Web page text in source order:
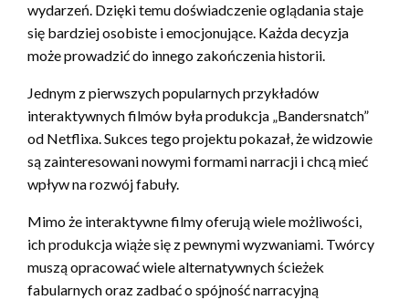
wydarzeń. Dzięki temu doświadczenie oglądania staje
się bardziej osobiste i emocjonujące. Każda decyzja
może prowadzić do innego zakończenia historii.
Jednym z pierwszych popularnych przykładów
interaktywnych filmów była produkcja „Bandersnatch”
od Netflixa. Sukces tego projektu pokazał, że widzowie
są zainteresowani nowymi formami narracji i chcą mieć
wpływ na rozwój fabuły.
Mimo że interaktywne filmy oferują wiele możliwości,
ich produkcja wiąże się z pewnymi wyzwaniami. Twórcy
muszą opracować wiele alternatywnych ścieżek
fabularnych oraz zadbać o spójność narracyjną